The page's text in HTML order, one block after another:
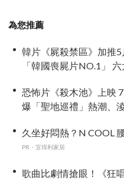
為您推薦
韓片《屍殺禁區》加推
「韓國喪屍片NO.1」
恐怖片《殺木池》上映
爆「聖地巡禮」熱潮、
久坐好悶熱？N COOL
PR・宜得利家居
歌曲比劇情搶眼！《狂